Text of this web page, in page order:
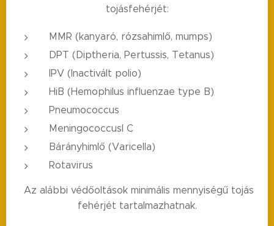
tojásfehérjét:
MMR (kanyaró, rózsahimlő, mumps)
DPT (Diptheria, Pertussis, Tetanus)
IPV (Inactivált polio)
HiB (Hemophilus influenzae type B)
Pneumococcus
Meningococcusl C
Bárányhimlő (Varicella)
Rotavirus
Az alábbi védőoltások minimális mennyiségű tojás
fehérjét tartalmazhatnak.